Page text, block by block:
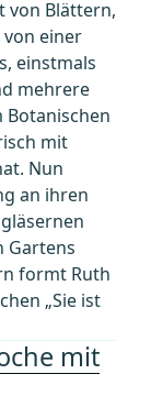
von Blättern,
einer
einstmals
mehrere
Botanischen
mit
Nun
an ihren
Gartens
formt Ruth
„Sie ist
mit